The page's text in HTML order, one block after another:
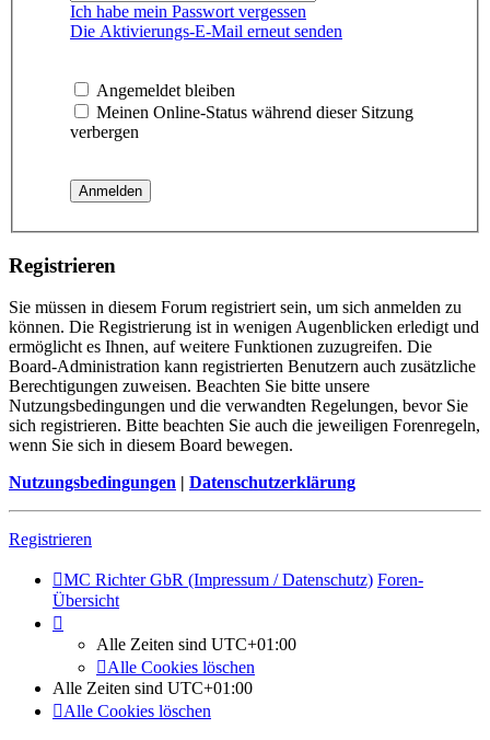
Ich habe mein Passwort vergessen
Die Aktivierungs-E-Mail erneut senden
Angemeldet bleiben
Meinen Online-Status während dieser Sitzung
verbergen
Registrieren
Sie müssen in diesem Forum registriert sein, um sich anmelden zu
können. Die Registrierung ist in wenigen Augenblicken erledigt und
ermöglicht es Ihnen, auf weitere Funktionen zuzugreifen. Die
Board-Administration kann registrierten Benutzern auch zusätzliche
Berechtigungen zuweisen. Beachten Sie bitte unsere
Nutzungsbedingungen und die verwandten Regelungen, bevor Sie
sich registrieren. Bitte beachten Sie auch die jeweiligen Forenregeln,
wenn Sie sich in diesem Board bewegen.
Nutzungsbedingungen | Datenschutzerklärung
Registrieren
MC Richter GbR (Impressum / Datenschutz) Foren-
Übersicht
Alle Zeiten sind UTC+01:00
Alle Cookies löschen
Alle Zeiten sind UTC+01:00
Alle Cookies löschen